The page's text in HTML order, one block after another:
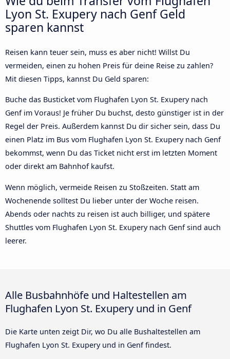
Lyon St. Exupery nach Genf Geld
sparen kannst
Reisen kann teuer sein, muss es aber nicht! Willst Du
vermeiden, einen zu hohen Preis für deine Reise zu zahlen?
Mit diesen Tipps, kannst Du Geld sparen:
Buche das Busticket vom Flughafen Lyon St. Exupery nach
Genf im Voraus! Je früher Du buchst, desto günstiger ist in der
Regel der Preis. Außerdem kannst Du dir sicher sein, dass Du
einen Platz im Bus vom Flughafen Lyon St. Exupery nach Genf
bekommst, wenn Du das Ticket nicht erst im letzten Moment
oder direkt am Bahnhof kaufst.
Wenn möglich, vermeide Reisen zu Stoßzeiten. Statt am
Wochenende solltest Du lieber unter der Woche reisen.
Abends oder nachts zu reisen ist auch billiger, und spätere
Shuttles vom Flughafen Lyon St. Exupery nach Genf sind auch
leerer.
Alle Busbahnhöfe und Haltestellen am
Flughafen Lyon St. Exupery und in Genf
Die Karte unten zeigt Dir, wo Du alle Bushaltestellen am
Flughafen Lyon St. Exupery und in Genf findest.